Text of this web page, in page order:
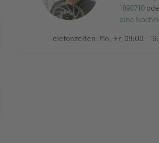
1898710
eine
Telefonzeiten: Mo.-Fr. 09:00 -